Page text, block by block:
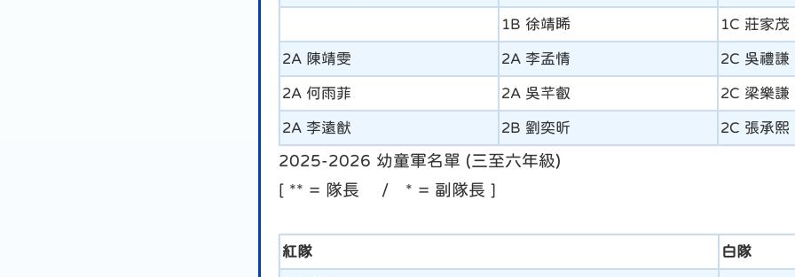
1B 徐靖睎 1C 莊家茂
2A 陳靖雯 2A 李孟情 2C 吳禮謙
2A 何雨菲 2A 吳芊叡 2C 梁樂謙
2A 李遠猷 2B 劉奕昕 2C 張承熙
2025-2026 幼童軍名單 (三至六年級)
[ ** = 隊長 / * = 副隊長 ]
紅隊 白隊